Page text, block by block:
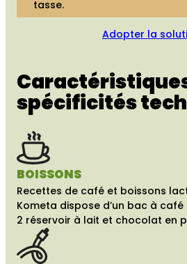
tasse.
Adopter la
spécificités
BOISSONS
Recettes de café et boissons
Kometa dispose d’un bac à
2 réservoir à lait et chocolat en